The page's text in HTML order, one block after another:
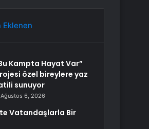
Eklenen
Kampta Hayat Var”
özel bireylere yaz
sunuyor
Ağustos 6, 2026
Vatandaşlarla Bir